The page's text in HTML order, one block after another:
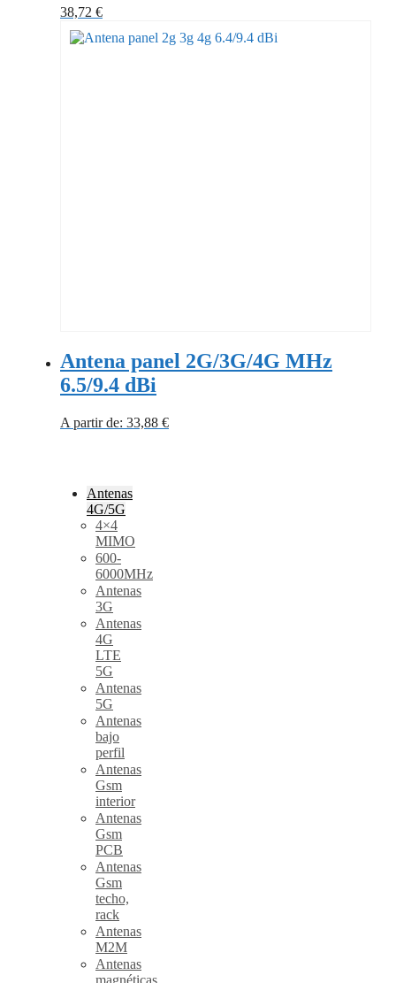
38,72 €
Antena panel 2G/3G/4G MHz
6.5/9.4 dBi
A partir de: 33,88 €
Antenas
4G/5G
4×4
MIMO
600-
6000MHz
Antenas
3G
Antenas
4G
LTE
5G
Antenas
5G
Antenas
bajo
perfil
Antenas
Gsm
interior
Antenas
Gsm
PCB
Antenas
Gsm
techo,
rack
Antenas
M2M
Antenas